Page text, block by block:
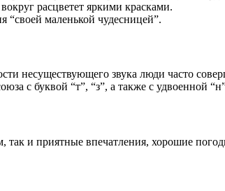
расцветет яркими красками.
“своей маленькой чудесницей”.
несуществующего звука люди часто
с буквой “т”, “з”, а также с удвоенной
так и приятные впечатления, хорошие